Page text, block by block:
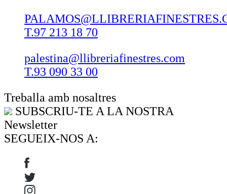
T.97 213 18 70
palestina@llibreriafinestres.com
T.93 090 33 00
Treballa amb nosaltres
SUBSCRIU-TE A LA NOSTRA
Newsletter
SEGUEIX-NOS A: